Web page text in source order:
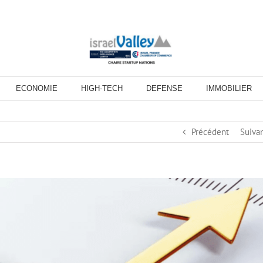
ECONOMIE HIGH-TECH DEFENSE IMMOBILIER
Précédent